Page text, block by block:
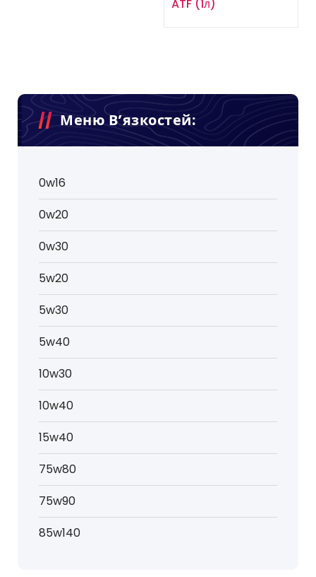
ATF (1л)
Меню В’язкостей:
0w16
0w20
0w30
5w20
5w30
5w40
10w30
10w40
15w40
75w80
75w90
85w140